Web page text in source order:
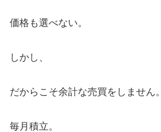
価格も選べない。
しかし、
だからこそ余計な売買をしません。
毎月積立。